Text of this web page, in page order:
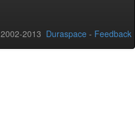
2013 Duraspace - Feedback